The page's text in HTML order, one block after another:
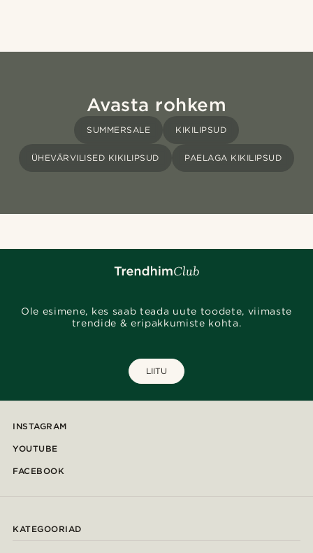
Avasta rohkem
SUMMERSALE KIKILIPSUD
ÜHEVÄRVILISED KIKILIPSUD PAELAGA KIKILIPSUD
Ole esimene, kes saab teada uute toodete, viimaste
trendide & eripakkumiste kohta.
LIITU
INSTAGRAM
YOUTUBE
FACEBOOK
KATEGOORIAD